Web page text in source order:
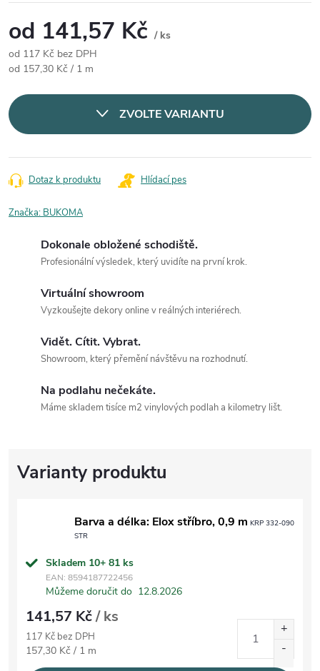
od 141,57 Kč / ks
od 117 Kč bez DPH
Měrná cena:
od 157,30 Kč / 1 m
ZVOLTE VARIANTU
Dotaz k produktu Hlídací pes
Značka: BUKOMA
Dokonale obložené schodiště.
Profesionální výsledek, který uvidíte na první krok.
Virtuální showroom
Vyzkoušejte dekory online v reálných interiérech.
Vidět. Cítit. Vybrat.
Showroom, který přemění návštěvu na rozhodnutí.
Na podlahu nečekáte.
Máme skladem tisíce m2 vinylových podlah a kilometry lišt.
Barva a délka: Elox stříbro, 0,9 m KRP 332-090
STR
Skladem 10+ 81 ks
EAN: 8594187722456
Můžeme doručit do 12.8.2026
141,57 Kč/ ks
117 Kč bez DPH
Měrná cena:
157,30 Kč / 1 m